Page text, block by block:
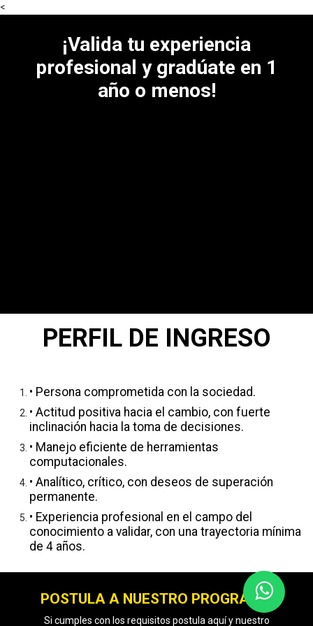
<
¡Valida tu experiencia
profesional y gradúate en 1
año o menos!
PERFIL DE INGRESO
​• Persona comprometida con la sociedad.
• Actitud positiva hacia el cambio, con fuerte
inclinación hacia la toma de decisiones.
• Manejo eficiente de herramientas
computacionales.
• Analítico, crítico, con deseos de superación
permanente.
• Experiencia profesional en el campo del
conocimiento a validar, con una trayectoria mínima
de 4 años.
POSTULA A NUESTRO PROGRAMA
Si cumples con los requisitos postula aquí y nuestro